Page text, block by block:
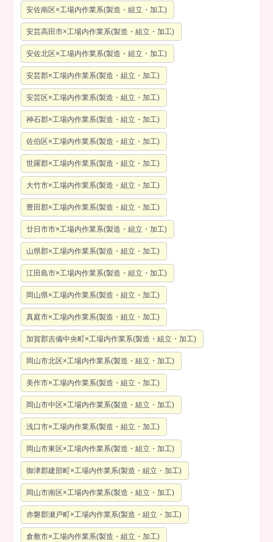
安佐南区×工場内作業系(製造・組立・加工)
安芸高田市×工場内作業系(製造・組立・加工)
安佐北区×工場内作業系(製造・組立・加工)
安芸郡×工場内作業系(製造・組立・加工)
安芸区×工場内作業系(製造・組立・加工)
神石郡×工場内作業系(製造・組立・加工)
佐伯区×工場内作業系(製造・組立・加工)
世羅郡×工場内作業系(製造・組立・加工)
大竹市×工場内作業系(製造・組立・加工)
豊田郡×工場内作業系(製造・組立・加工)
廿日市市×工場内作業系(製造・組立・加工)
山県郡×工場内作業系(製造・組立・加工)
江田島市×工場内作業系(製造・組立・加工)
岡山県×工場内作業系(製造・組立・加工)
真庭市×工場内作業系(製造・組立・加工)
加賀郡吉備中央町×工場内作業系(製造・組立・加工)
岡山市北区×工場内作業系(製造・組立・加工)
美作市×工場内作業系(製造・組立・加工)
岡山市中区×工場内作業系(製造・組立・加工)
浅口市×工場内作業系(製造・組立・加工)
岡山市東区×工場内作業系(製造・組立・加工)
御津郡建部町×工場内作業系(製造・組立・加工)
岡山市南区×工場内作業系(製造・組立・加工)
赤磐郡瀬戸町×工場内作業系(製造・組立・加工)
倉敷市×工場内作業系(製造・組立・加工)